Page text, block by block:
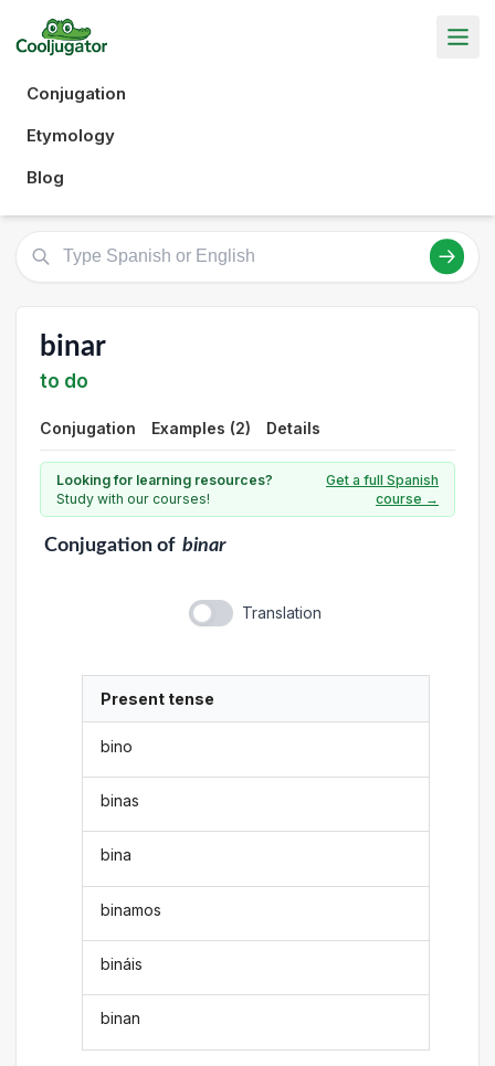
Conjugation
Etymology
Blog
binar
to do
Conjugation Examples (2) Details
Looking for learning resources?
Study with our courses!
Get a full Spanish
course →
Conjugationof binar
Translation
Present tense
bino
binas
bina
binamos
bináis
binan